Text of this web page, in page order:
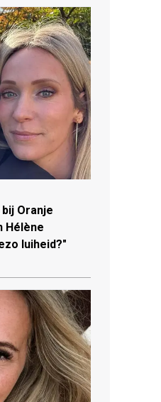
Oranje
Hélène
luiheid?"